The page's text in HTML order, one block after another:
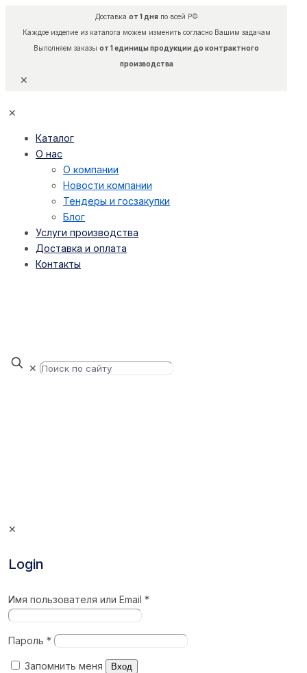
Доставка от 1 дняпо всей РФ
Каждое изделие из каталога можем изменить согласно Вашим задачам
Выполняем заказы от 1 единицы продукции до контрактного
производства
✕
✕
Каталог
О нас
О компании
Новости компании
Тендеры и госзакупки
Блог
Услуги производства
Доставка и оплата
Контакты
✕
✕
Login
Имя пользователя или Email*
Пароль*
Запомнить меня Вход